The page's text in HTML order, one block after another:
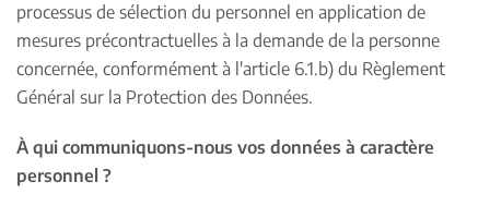
processus de sélection du personnel en application de
mesures précontractuelles à la demande de la personne
concernée, conformément à l'article 6.1.b) du Règlement
Général sur la Protection des Données.
À qui communiquons-nous vos données à caractère
personnel ?